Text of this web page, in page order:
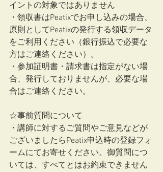
イントの対象ではありません
・領収書はPeatixでお申し込みの場合、
原則としてPeatixの発行する領収データ
をご利用ください（銀行振込で必要な
方はご連絡ください）。
・参加証明書・請求書は指定がない場
合、発行しておりませんが、必要な場
合はご連絡ください。
☆事前質問について
・講師に対するご質問やご意見などが
ございましたらPeatix申込時の登録フォ
ームにてお寄せください。御質問につ
いては、すべてとはお約束できません